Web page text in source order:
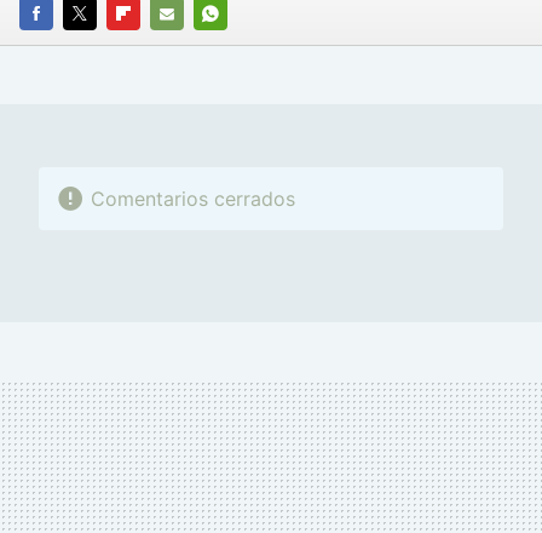
FACEBOOK
TWITTERFLIPBOARD
E-
WHATSAPP
Comentarios cerrados